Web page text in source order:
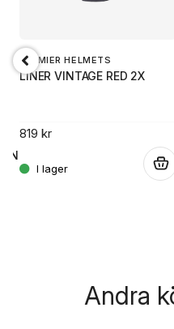
Ja, ni får publicera
PREMIER HELMETS
LINER VINTAGE RED 2X
819 kr
Andra